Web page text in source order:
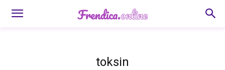
toksin